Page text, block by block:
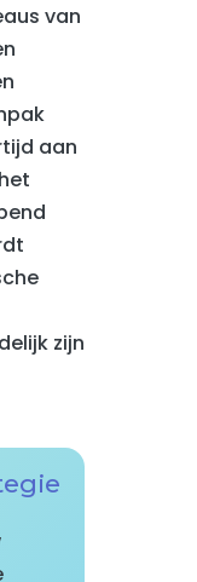
van
aan
zijn